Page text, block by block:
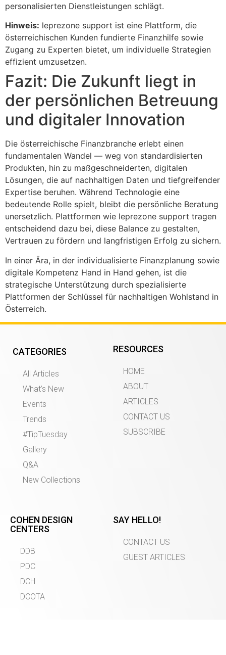
personalisierten Dienstleistungen schlägt.
Hinweis: leprezone support ist eine Plattform, die
österreichischen Kunden fundierte Finanzhilfe sowie
Zugang zu Experten bietet, um individuelle Strategien
effizient umzusetzen.
Fazit: Die Zukunft liegt in
der persönlichen Betreuung
und digitaler Innovation
Die österreichische Finanzbranche erlebt einen
fundamentalen Wandel — weg von standardisierten
Produkten, hin zu maßgeschneiderten, digitalen
Lösungen, die auf nachhaltigen Daten und tiefgreifender
Expertise beruhen. Während Technologie eine
bedeutende Rolle spielt, bleibt die persönliche Beratung
unersetzlich. Plattformen wie leprezone support tragen
entscheidend dazu bei, diese Balance zu gestalten,
Vertrauen zu fördern und langfristigen Erfolg zu sichern.
In einer Ära, in der individualisierte Finanzplanung sowie
digitale Kompetenz Hand in Hand gehen, ist die
strategische Unterstützung durch spezialisierte
Plattformen der Schlüssel für nachhaltigen Wohlstand in
Österreich.
CATEGORIES
All Articles
What’s New
Events
Trends
#TipTuesday
Gallery
Q&A
New Collections
RESOURCES
HOME
ABOUT
ARTICLES
CONTACT US
SUBSCRIBE
COHEN DESIGN
CENTERS
DDB
PDC
DCH
DCOTA
SAY HELLO!
CONTACT US
GUEST ARTICLES